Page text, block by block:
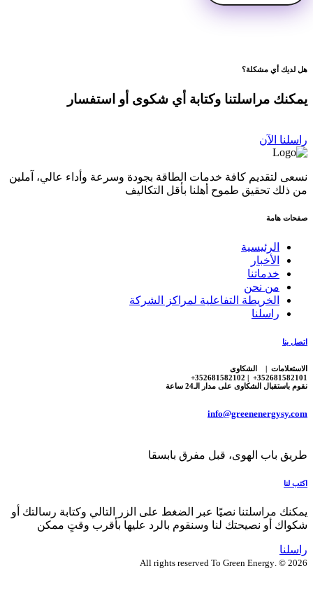
هل لديك أي مشكلة؟
يمكنك مراسلتنا وكتابة أي شكوى أو استفسار
راسلنا الآن
نسعى لتقديم كافة خدمات الطاقة بجودة وسرعة وأداء عالي، آملين
من ذلك تحقيق طموح أهلنا بأقل التكاليف
صفحات هامة
الرئيسية
الأخبار
خدماتنا
من نحن
الخريطة التفاعلية لمراكز الشركة
راسلنا
اتصل بنا
الاستعلامات | الشكاوى
352681582101+ | 352681582102+
نقوم باستقبال الشكاوى على مدار الـ24 ساعة
info@greenenergysy.com
طريق باب الهوى، قبل مفرق بابسقا
اكتب لنا
يمكنك مراسلتنا نصيًا عبر الضغط على الزر التالي وكتابة رسالتك أو
شكواك أو نصيحتك لنا وسنقوم بالرد عليها بأقرب وقتٍ ممكن
راسلنا
2026 © .All rights reserved To Green Energy